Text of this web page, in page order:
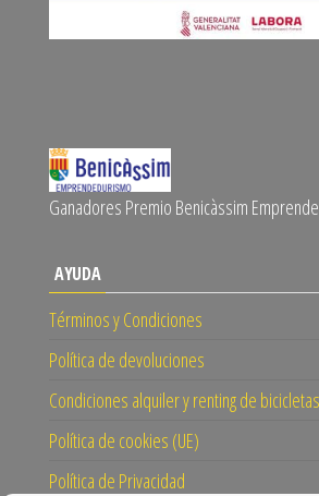
Ganadores Premio Benicàssim
AYUDA
Términos y Condiciones
Política de devoluciones
Condiciones alquiler y renting de bicicletas
Política de cookies (UE)
Política de Privacidad